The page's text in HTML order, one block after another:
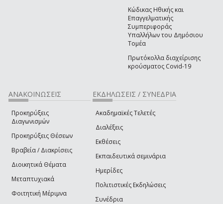
Κώδικας Ηθικής και
Επαγγελματικής
Συμπεριφοράς
Υπαλλήλων του Δημόσιου
Τομέα
Πρωτόκολλα διαχείρισης
κρούσματος Covid-19
ΑΝΑΚΟΙΝΩΣΕΙΣ
Προκηρύξεις
Διαγωνισμών
Προκηρύξεις Θέσεων
Βραβεία / Διακρίσεις
Διοικητικά Θέματα
Μεταπτυχιακά
Φοιτητική Μέριμνα
ΕΚΔΗΛΩΣΕΙΣ / ΣΥΝΕΔΡΙΑ
Ακαδημαϊκές Τελετές
Διαλέξεις
Εκθέσεις
Εκπαιδευτικά σεμινάρια
Ημερίδες
Πολιτιστικές Εκδηλώσεις
Συνέδρια